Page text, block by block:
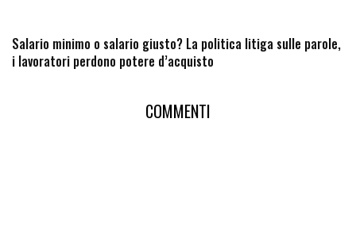
Salario minimo o salario giusto? La politica litiga sulle parole,
i lavoratori perdono potere d’acquisto
COMMENTI